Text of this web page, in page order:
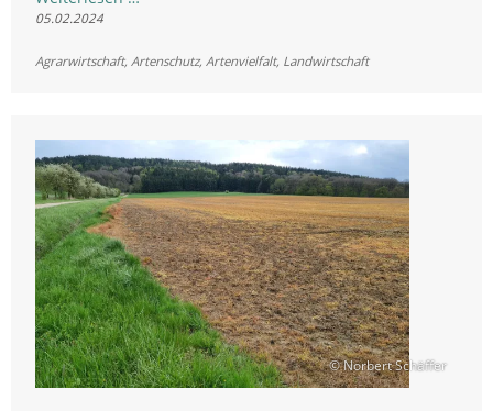
Brachen
05.02.2024
Agrarwirtschaft, Artenschutz, Artenvielfalt, Landwirtschaft
© Norbert Schäffer